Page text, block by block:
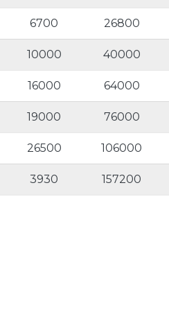
6700 26800
10000 40000
16000 64000
19000 76000
26500 106000
3930 157200